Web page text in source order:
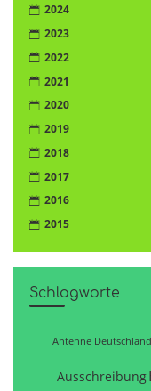
2024
2023
2022
2021
2020
2019
2018
2017
2016
2015
Schlagworte
Antenne Deutschland
Ausschreibung